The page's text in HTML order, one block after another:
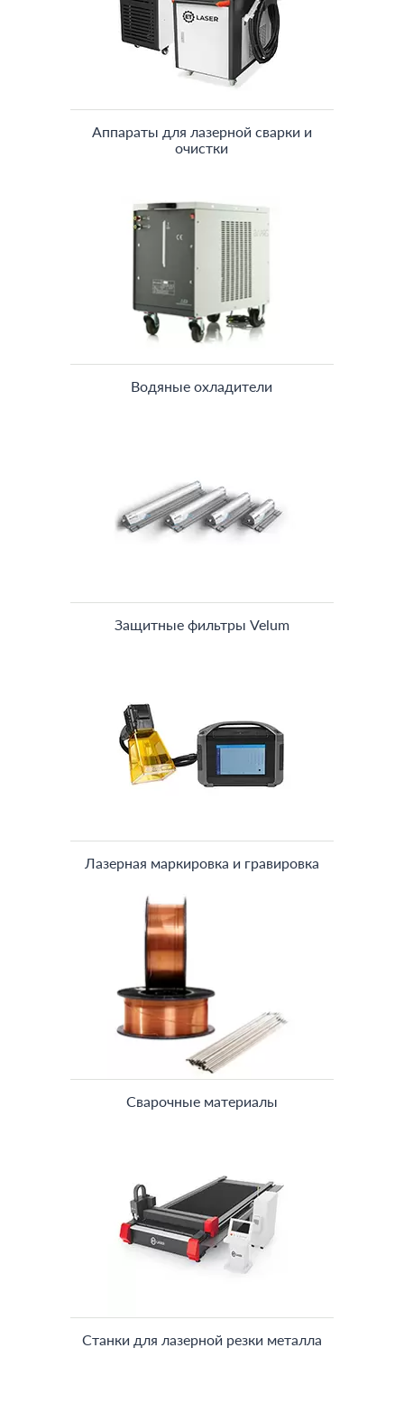
Аппараты для лазерной сварки и
очистки
Водяные охладители
Защитные фильтры Velum
Лазерная маркировка и гравировка
Сварочные материалы
Станки для лазерной резки металла